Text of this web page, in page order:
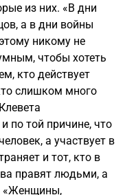
из них. «В дни
а в дни войны
никому не
чтобы хотеть
кто действует
слишком много
по той причине, что
а участвует в
и тот, кто в
правят людьми, а
«Женщины,